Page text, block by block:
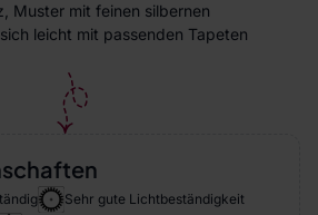
Muster mit feinen silbernen
leicht mit passenden Tapeten
Sehr gute Lichtbeständigkeit